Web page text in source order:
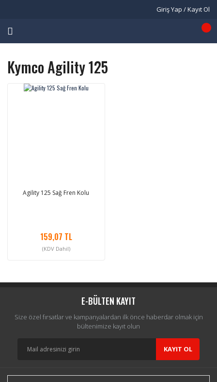
Giriş Yap / Kayıt Ol
Kymco Agility 125
Agility 125 Sağ Fren Kolu
159,07 TL
(KDV Dahil)
E-BÜLTEN KAYIT
Size özel fırsatlar ve kampanyalardan ilk önce haberdar olmak için
bültenimize kayıt olun
KAYIT OL